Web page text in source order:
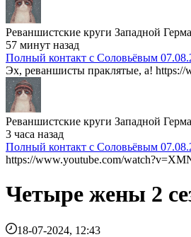
Реваншистские круги Западной
57 минут назад
Полный контакт с Соловьёвым
Эх, реваншисты праклятые, а!
Реваншистские круги Западной
3 часа назад
Полный контакт с Соловьёвым
https://www.youtube.com/
Четыре жены 2
18-07-2024, 12:43